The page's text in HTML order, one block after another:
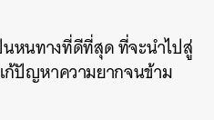
นหนทางที่ดีที่สุด ที่จะนำไปสู่
ก้ปัญหาความยากจนข้าม